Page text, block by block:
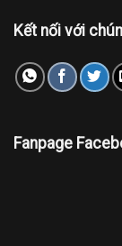
Kết nối với
Fanpage